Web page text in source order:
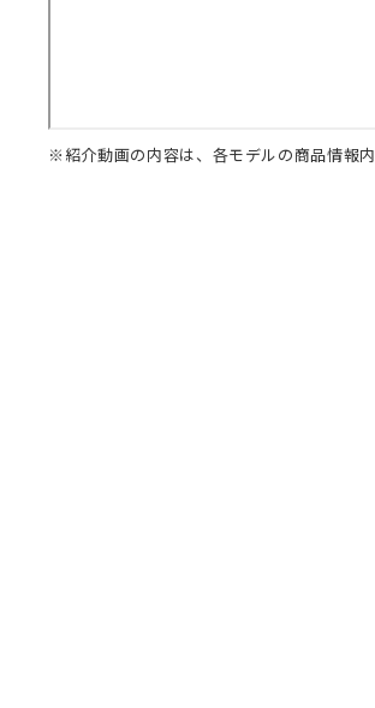
※紹介動画の内容は、各モデルの商品情報